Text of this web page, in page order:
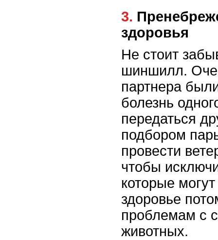
3. Пренебрежение состоянием
здоровья
Не стоит
шиншилл.
партнера
болезнь
передаться
подбором
провести
чтобы
которые
здоровье
проблемам с
животных.